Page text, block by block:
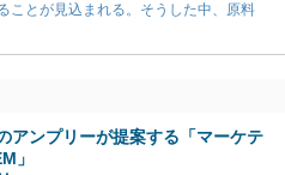
ことが見込まれる。そうした中、原料
アンプリーが提案する「マーケテ
」